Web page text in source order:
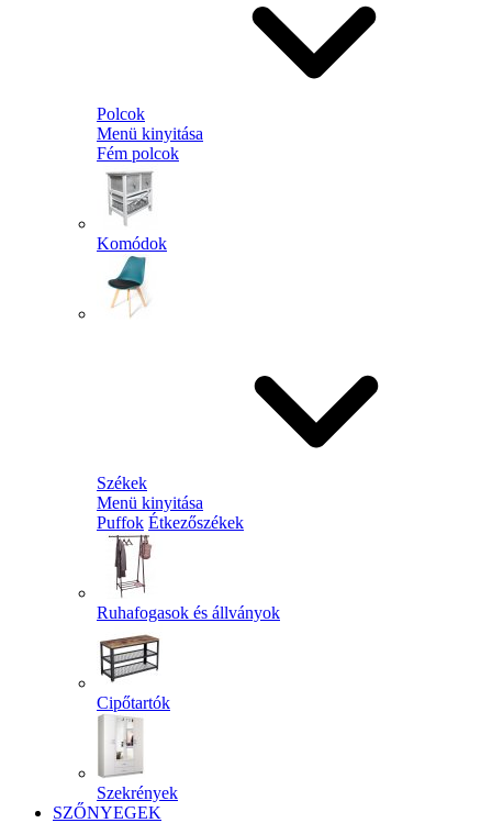
Polcok
Menü kinyitása
Fém polcok
Komódok
Székek
Menü kinyitása
Puffok Étkezőszékek
Ruhafogasok és állványok
Cipőtartók
Szekrények
SZŐNYEGEK